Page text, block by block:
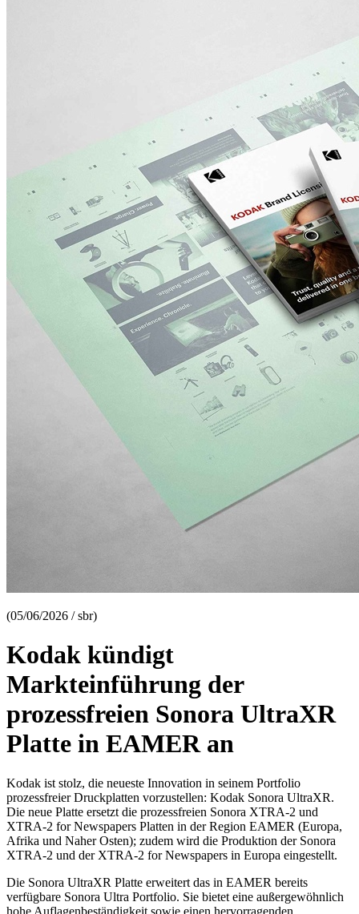
(05/06/2026 / sbr)
Kodak kündigt
Markteinführung der
prozessfreien Sonora UltraXR
Platte in EAMER an
Kodak ist stolz, die neueste Innovation in seinem Portfolio
prozessfreier Druckplatten vorzustellen: Kodak Sonora UltraXR.
Die neue Platte ersetzt die prozessfreien Sonora XTRA-2 und
XTRA-2 for Newspapers Platten in der Region EAMER (Europa,
Afrika und Naher Osten); zudem wird die Produktion der Sonora
XTRA-2 und der XTRA-2 for Newspapers in Europa eingestellt.
Die Sonora UltraXR Platte erweitert das in EAMER bereits
verfügbare Sonora Ultra Portfolio. Sie bietet eine außergewöhnlich
hohe Auflagenbeständigkeit sowie einen hervorragenden